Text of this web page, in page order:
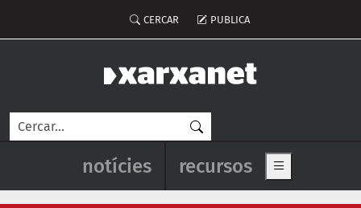
Menú del compte d'usuari
CERCAR PUBLICA
Cerca
Navegació principal de
notícies recursos Show main